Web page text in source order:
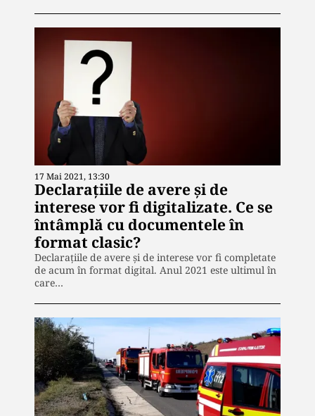
17 Mai 2021, 13:30
Declaraţiile de avere şi de
interese vor fi digitalizate. Ce se
întâmplă cu documentele în
format clasic?
Declaraţiile de avere şi de interese vor fi completate
de acum în format digital. Anul 2021 este ultimul în
care…